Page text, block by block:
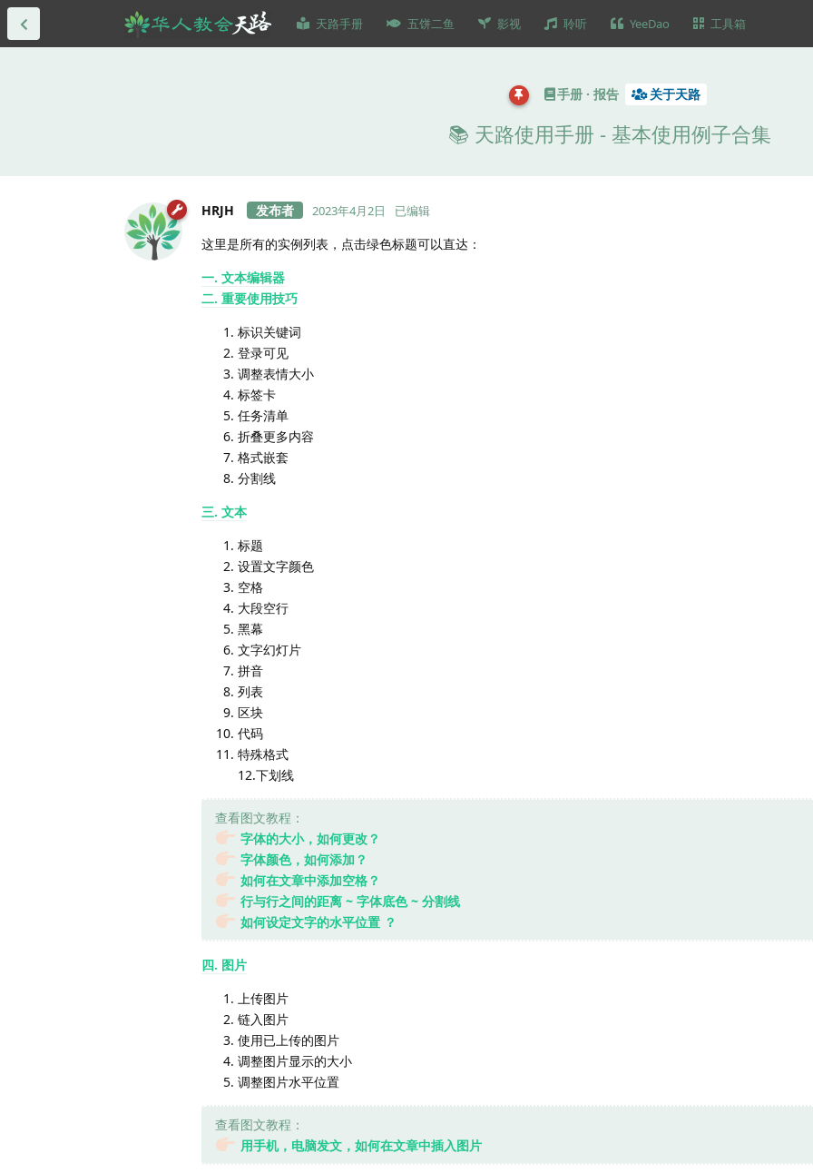
天路手册 五饼二鱼 影视 聆听 YeeDao 工具箱
手册 · 报告 关于天路
📚 天路使用手册 - 基本使用例子合集
HRJH 2023年4月2日 已编辑
这里是所有的实例列表，点击绿色标题可以直达：
一. 文本编辑器
二. 重要使用技巧
标识关键词
登录可见
调整表情大小
标签卡
任务清单
折叠更多内容
格式嵌套
分割线
三. 文本
标题
设置文字颜色
空格
大段空行
黑幕
文字幻灯片
拼音
列表
区块
代码
特殊格式
12.下划线
查看图文教程：
字体的大小，如何更改？
字体颜色，如何添加？
如何在文章中添加空格？
行与行之间的距离 ~ 字体底色 ~ 分割线
如何设定文字的水平位置 ？
四. 图片
上传图片
链入图片
使用已上传的图片
调整图片显示的大小
调整图片水平位置
查看图文教程：
用手机，电脑发文，如何在文章中插入图片